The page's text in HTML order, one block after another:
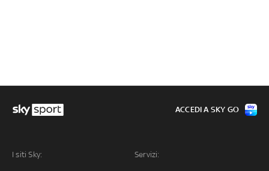
I siti Sky: Servizi:
ACCEDI A SKY GO